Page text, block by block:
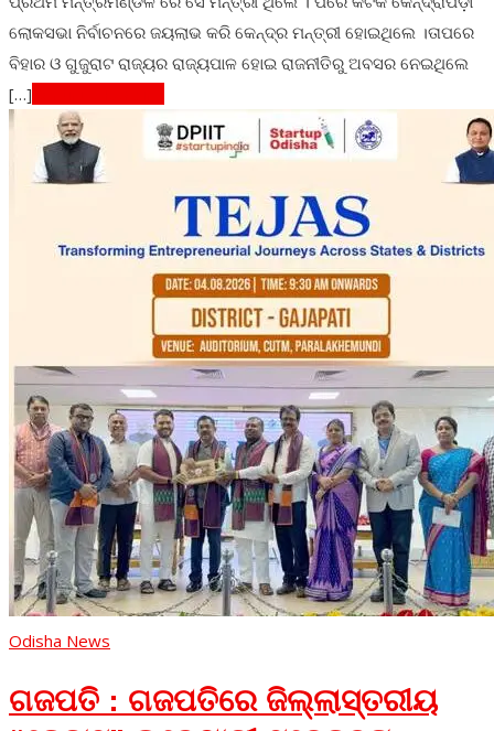
ଲୋକସଭା ନିର୍ବାଚନରେ ଜୟଲାଭ କରି କେନ୍ଦ୍ର ମନ୍ତ୍ରୀ ହୋଇଥିଲେ ।ତାପରେ
ବିହାର ଓ ଗୁଜୁରାଟ ରାଜ୍ୟର ରାଜ୍ୟପାଳ ହୋଇ ରାଜନୀତିରୁ ଅବସର ନେଇଥିଲେ
[…]
Odisha News
ଗଜପତି : ଗଜପତିରେ ଜିଲ୍ଲାସ୍ତରୀୟ